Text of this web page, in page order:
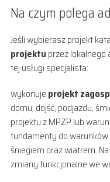
Na czym polega
Jeśli wybierasz projekt
projektu przez
tej usługi specjalista:
wykonuje projekt
domu, dojść, podjazdu,
projektu z MPZP lub
fundamenty do
śniegiem oraz wiatrem.
zmiany funkcjonalne we